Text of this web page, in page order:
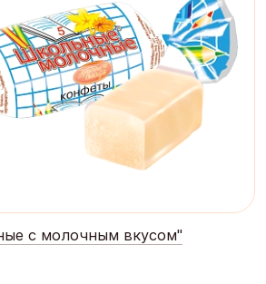
с молочным вкусом"